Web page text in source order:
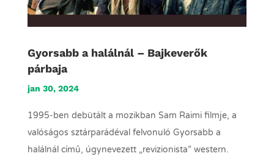
Gyorsabb a halálnál – Bajkeverők
párbaja
jan 30, 2024
1995-ben debütált a mozikban Sam Raimi filmje, a
valóságos sztárparádéval felvonuló Gyorsabb a
halálnál című, úgynevezett „revizionista” western.